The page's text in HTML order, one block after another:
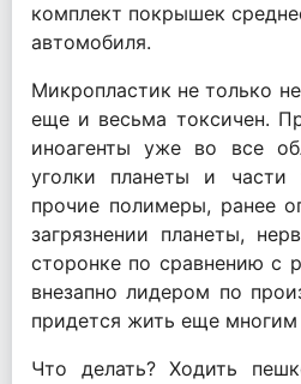
комплект покрышек
автомобиля.
Микропластик не только
еще и весьма токсичен.
иноагенты уже во все
уголки планеты и
прочие полимеры, ранее
загрязнении планеты,
сторонке по сравнению с
внезапно лидером по
придется жить еще многим
Что делать? Ходить